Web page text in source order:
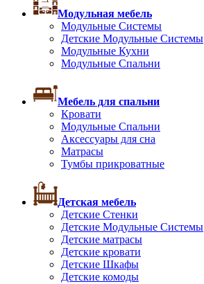
Модульная мебель
Модульные Системы
Детские Модульные Системы
Модульные Кухни
Модульные Спальни
Мебель для спальни
Кровати
Модульные Спальни
Аксессуары для сна
Матрасы
Тумбы прикроватные
Детская мебель
Детские Стенки
Детские Модульные Системы
Детские матрасы
Детские кровати
Детские Шкафы
Детские комоды